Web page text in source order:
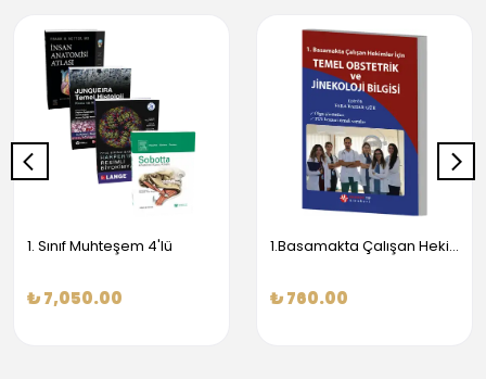
1. Sınıf Muhteşem 4'lü
₺ 7,050.00
1.Basamakta Çalışan Hekimler İçin Temel Obstetrik Ve Jinekoloji Bilgisi
₺ 760.00